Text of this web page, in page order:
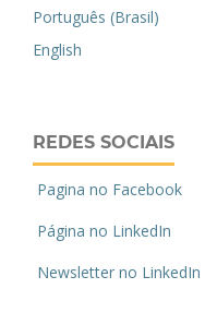
Português (Brasil)
English
REDES SOCIAIS
Pagina no Facebook
Página no LinkedIn
Newsletter no LinkedIn